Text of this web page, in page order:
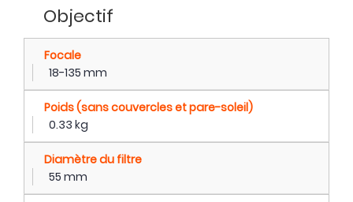
Objectif
Focale
18-135 mm
Poids (sans couvercles et pare-soleil)
0.33 kg
Diamètre du filtre
55 mm